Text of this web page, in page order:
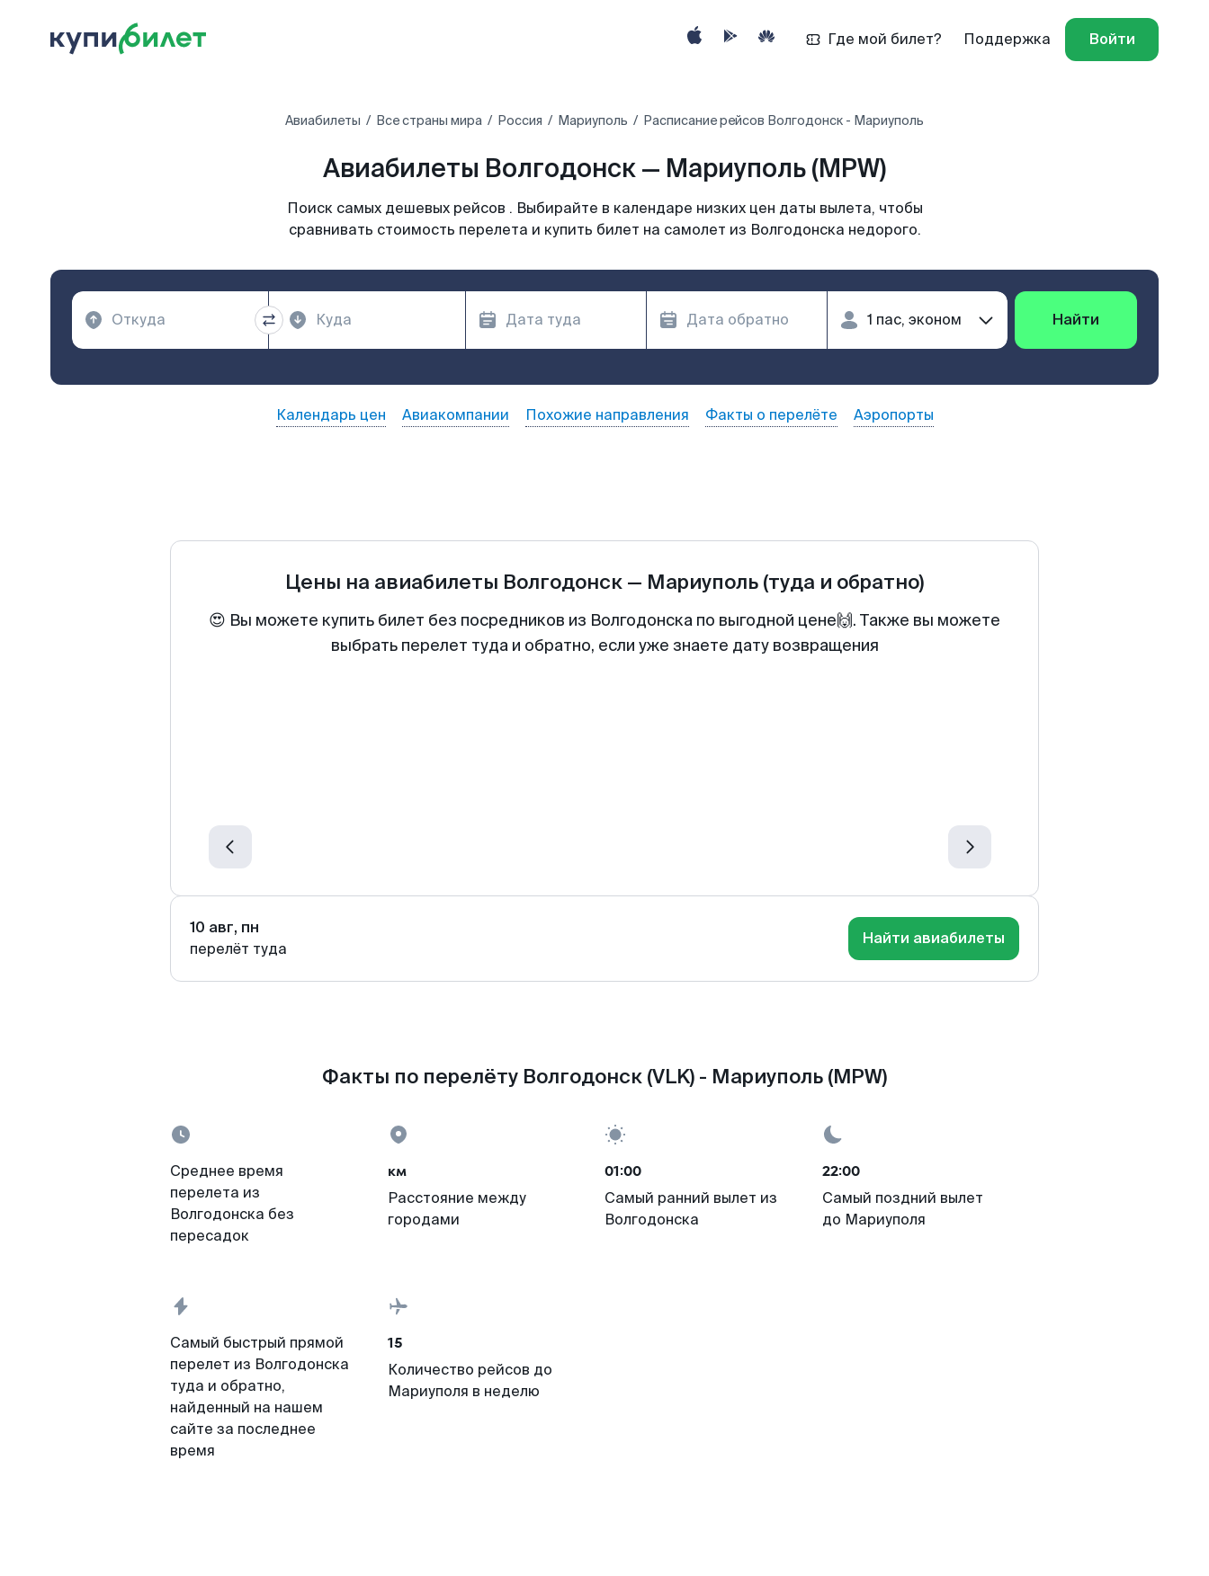
Где мой билет? Поддержка Войти
Авиабилеты Все страны мира Россия Мариуполь Расписание рейсов Волгодонск - Мариуполь
Авиабилеты Волгодонск — Мариуполь (MPW)
Поиск самых дешевых рейсов . Выбирайте в календаре низких цен даты вылета, чтобы
сравнивать стоимость перелета и купить билет на самолет из Волгодонска недорого.
Найти
Календарь цен Авиакомпании Похожие направления Факты о перелёте Аэропорты
Цены на авиабилеты Волгодонск — Мариуполь (туда и обратно)
😍 Вы можете купить билет без посредников из Волгодонска по выгодной цене🙌. Также вы можете
выбрать перелет туда и обратно, если уже знаете дату возвращения
10 авг, пн
перелёт туда
Найти авиабилеты
Факты по перелёту Волгодонск (VLK) - Мариуполь (MPW)
Среднее время
перелета из
Волгодонска без
пересадок
км
Расстояние между
городами
01:00
Самый ранний вылет из
Волгодонска
22:00
Самый поздний вылет
до Мариуполя
Самый быстрый прямой
перелет из Волгодонска
туда и обратно,
найденный на нашем
сайте за последнее
время
15
Количество рейсов до
Мариуполя в неделю